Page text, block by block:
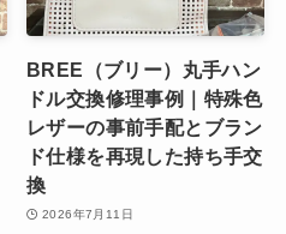
BREE（ブリー）丸手ハン
ドル交換修理事例｜特殊色
レザーの事前手配とブラン
ド仕様を再現した持ち手交
換
2026年7月11日